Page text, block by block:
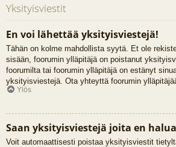
Yksityisviestit
En voi lähettää yksityisviestejä!
Tähän on kolme mahdollista syytä. Et ole
sisään, foorumin ylläpitäjä on poistanut
foorumilta tai foorumin ylläpitäjä on estänyt
yksityisviestejä. Ota yhteyttä foorumin
Ylös
Saan yksityisviestejä joita en
Voit automaattisesti poistaa yksityisviestit